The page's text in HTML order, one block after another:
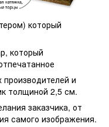
который
который
производителей и
толщиной 2,5 см.
заказчика, от
самого изображения.